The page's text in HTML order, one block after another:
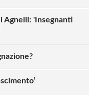
Agnelli: 'Insegnanti